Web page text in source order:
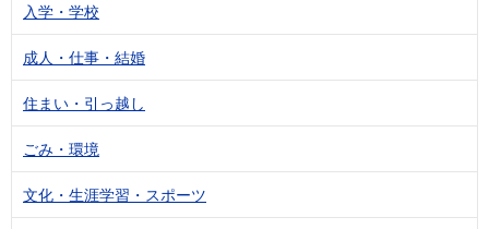
入学・学校
成人・仕事・結婚
住まい・引っ越し
ごみ・環境
文化・生涯学習・スポーツ